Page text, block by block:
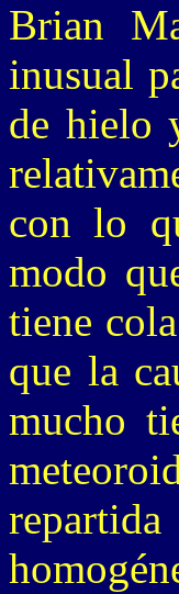
Brian
inusual
de hielo
con lo
modo
tiene
que la
mucho